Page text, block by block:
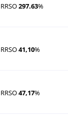
RRSO297.63%
RRSO41,10%
RRSO47,17%